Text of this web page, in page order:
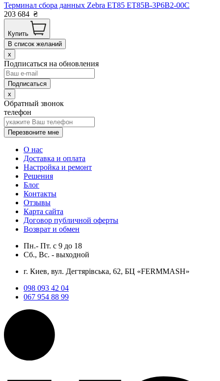
Терминал сбора данных Zebra ET85 ET85B-3P6B2-00C
203 684 ₴
Купить
В список желаний
x
Подписаться на обновления
x
Обратный звонок
телефон
Перезвоните мне
О нас
Доставка и оплата
Настройка и ремонт
Решения
Блог
Контакты
Отзывы
Карта сайта
Договор публичной оферты
Возврат и обмен
Пн.- Пт. с 9 до 18
Сб., Вс. - выходной
г. Киев, вул. Дегтярівська, 62, БЦ «FERMMASH»
098 093 42 04
067 954 88 99